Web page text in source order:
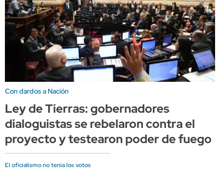
Con dardos a Nación
Ley de Tierras: gobernadores
dialoguistas se rebelaron contra el
proyecto y testearon poder de fuego
El oficialismo no tenía los votos